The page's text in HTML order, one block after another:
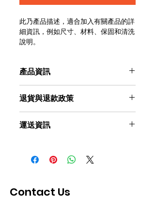
此乃產品描述，適合加入有關產品的詳
細資訊，例如尺寸、材料、保固和清洗
說明。
產品資訊
多資訊，例如尺寸、材料、保固和清洗
說明。另外，您也可在此處形容產品的
獨特之處，以及可給客戶帶來的好處。
買家總是希望能在購買之前清楚了解產
退貨與退款政策
如何處理不滿意的產品。撰寫政策時，
運送資訊
法、包裝和費用相關的資訊。撰寫政策
時，請盡量開門見山，以便建立互信，
Contact Us